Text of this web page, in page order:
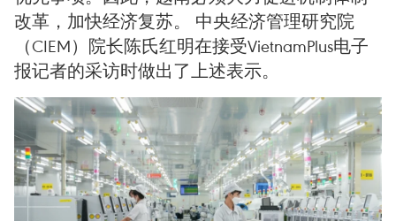
改革，加快经济复苏。 中央经济管理研究院
（CIEM）院长陈氏红明在接受VietnamPlus电子
报记者的采访时做出了上述表示。